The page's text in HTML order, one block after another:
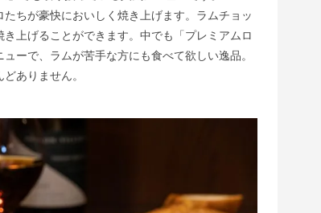
ちが豪快においしく焼き上げます。ラムチョッ
上げることができます。中でも「プレミアムロ
ーで、ラムが苦手な方にも食べて欲しい逸品。
ありません。